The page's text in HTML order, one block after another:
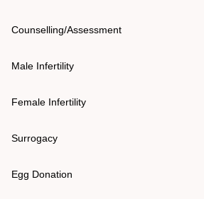
Counselling/Assessment
Male Infertility
Female Infertility
Surrogacy
Egg Donation